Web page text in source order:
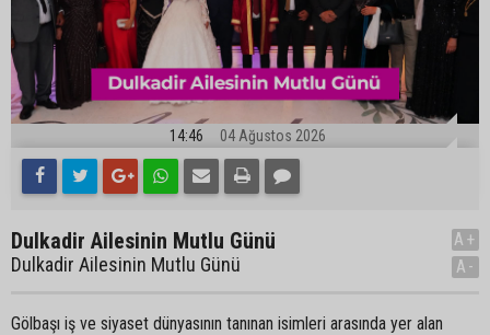
14:46 04 Ağustos 2026
Dulkadir Ailesinin Mutlu Günü
Dulkadir Ailesinin Mutlu Günü
A+
A-
Gölbaşı iş ve siyaset dünyasının tanınan isimleri arasında yer alan